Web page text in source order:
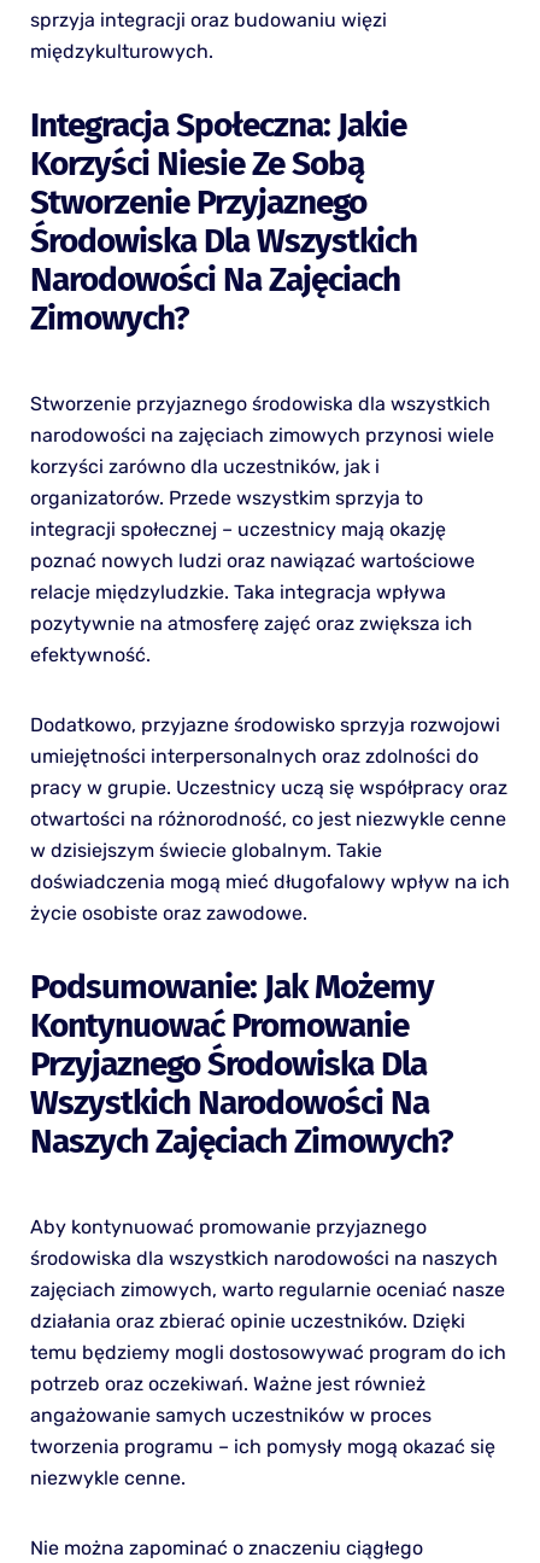
sprzyja integracji oraz budowaniu więzi
międzykulturowych.
Integracja Społeczna: Jakie
Korzyści Niesie Ze Sobą
Stworzenie Przyjaznego
Środowiska Dla Wszystkich
Narodowości Na Zajęciach
Zimowych?
Stworzenie przyjaznego środowiska dla wszystkich
narodowości na zajęciach zimowych przynosi wiele
korzyści zarówno dla uczestników, jak i
organizatorów. Przede wszystkim sprzyja to
integracji społecznej – uczestnicy mają okazję
poznać nowych ludzi oraz nawiązać wartościowe
relacje międzyludzkie. Taka integracja wpływa
pozytywnie na atmosferę zajęć oraz zwiększa ich
efektywność.
Dodatkowo, przyjazne środowisko sprzyja rozwojowi
umiejętności interpersonalnych oraz zdolności do
pracy w grupie. Uczestnicy uczą się współpracy oraz
otwartości na różnorodność, co jest niezwykle cenne
w dzisiejszym świecie globalnym. Takie
doświadczenia mogą mieć długofalowy wpływ na ich
życie osobiste oraz zawodowe.
Podsumowanie: Jak Możemy
Kontynuować Promowanie
Przyjaznego Środowiska Dla
Wszystkich Narodowości Na
Naszych Zajęciach Zimowych?
Aby kontynuować promowanie przyjaznego
środowiska dla wszystkich narodowości na naszych
zajęciach zimowych, warto regularnie oceniać nasze
działania oraz zbierać opinie uczestników. Dzięki
temu będziemy mogli dostosowywać program do ich
potrzeb oraz oczekiwań. Ważne jest również
angażowanie samych uczestników w proces
tworzenia programu – ich pomysły mogą okazać się
niezwykle cenne.
Nie można zapominać o znaczeniu ciągłego